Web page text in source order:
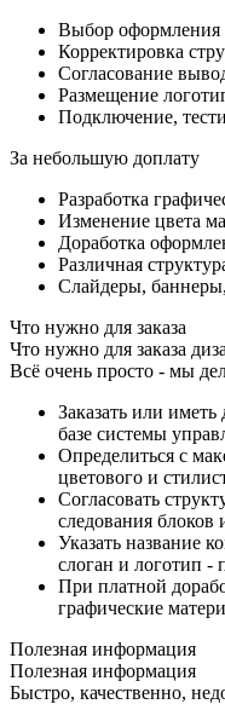
Выбор оформления
Корректировка
Согласование
Размещение
Подключение,
За небольшую доплату
Разработка
Изменение цвета
Доработка
Различная
Слайдеры,
Что нужно для заказа
Что нужно для заказа
Всё очень просто - мы
Заказать или
базе системы
Определиться с
цветового и
Согласовать
следования блоков
Указать название
слоган и логотип -
При платной
графические
Полезная информация
Полезная информация
Быстро, качественно,